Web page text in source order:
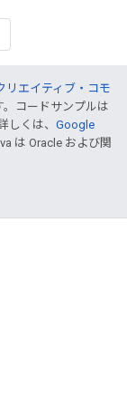
リエイティブ・コモ
コードサンプルは
しくは、 Google
は Oracle および関